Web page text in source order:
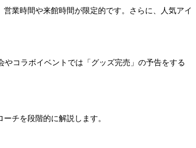
業時間や来館時間が限定的です。さらに、人気アイ
コラボイベントでは「グッズ完売」の予告をする
チを段階的に解説します。